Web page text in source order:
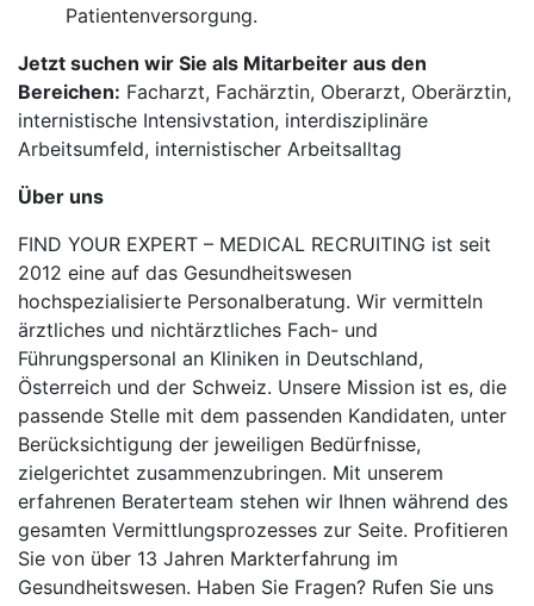
Patientenversorgung.
Jetzt suchen wir Sie als Mitarbeiter aus den
Bereichen: Facharzt, Fachärztin, Oberarzt, Oberärztin,
internistische Intensivstation, interdisziplinäre
Arbeitsumfeld, internistischer Arbeitsalltag
Über uns
FIND YOUR EXPERT – MEDICAL RECRUITING ist seit
2012 eine auf das Gesundheitswesen
hochspezialisierte Personalberatung. Wir vermitteln
ärztliches und nichtärztliches Fach- und
Führungspersonal an Kliniken in Deutschland,
Österreich und der Schweiz. Unsere Mission ist es, die
passende Stelle mit dem passenden Kandidaten, unter
Berücksichtigung der jeweiligen Bedürfnisse,
zielgerichtet zusammenzubringen. Mit unserem
erfahrenen Beraterteam stehen wir Ihnen während des
gesamten Vermittlungsprozesses zur Seite. Profitieren
Sie von über 13 Jahren Markterfahrung im
Gesundheitswesen. Haben Sie Fragen? Rufen Sie uns